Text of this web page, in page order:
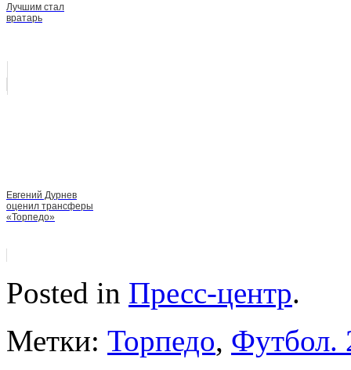
Лучшим стал
вратарь
Евгений Дурнев
оценил трансферы
«Торпедо»
Posted in Пресс-центр.
Метки: Торпедо, Футбол.